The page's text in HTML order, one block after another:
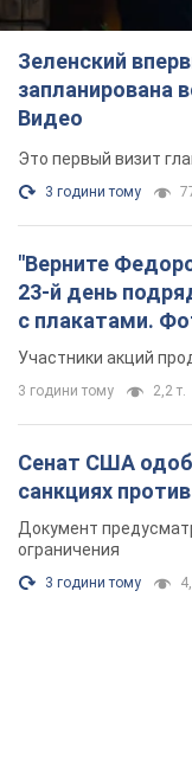
Зеленский
запланирована
Видео
Это первый визит
3 години тому
"Верните
23-й день
с плакатами.
Участники акций
3 години тому 2,2 т.
Сенат США
санкциях
Документ
ограничения
3 години тому